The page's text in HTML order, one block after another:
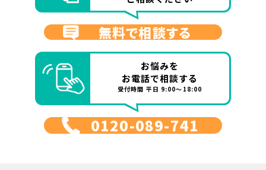
無料で相談する
お悩みを
お電話で相談する
受付時間 平日 9:00～18:00
0120-089-741